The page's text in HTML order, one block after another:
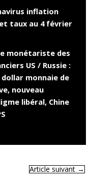
inflation
taux au 4 février
monétariste des
US / Russie :
monnaie de
nouveau
libéral, Chine
Article suivant→